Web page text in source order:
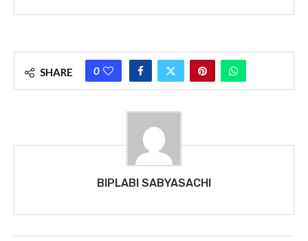
SHARE 0
BIPLABI SABYASACHI